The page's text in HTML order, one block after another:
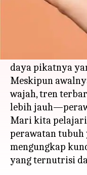
Apa ceritanya
Pada tahun
menyaksikan
yang merevolusi
daya pikatnya
Meskipun
wajah, tren
lebih
Mari kita
perawatan tubuh
mengungkap